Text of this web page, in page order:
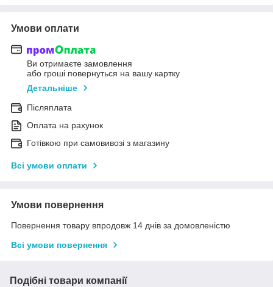
Умови оплати
Ви отримаєте замовлення
або гроші повернуться на вашу картку
Детальніше
Післяплата
Оплата на рахунок
Готівкою при самовивозі з магазину
Всі умови оплати
Умови повернення
Повернення товару впродовж 14 днів за домовленістю
Всі умови повернення
Подібні товари компанії